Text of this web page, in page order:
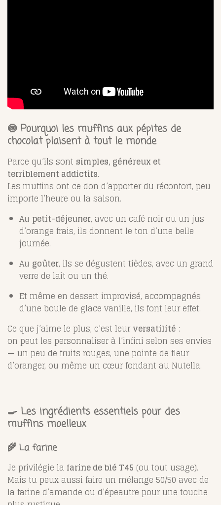
🍥 Pourquoi les muffins aux pépites de
chocolat plaisent à tout le monde
Parce qu’ils sont simples, généreux et
terriblement addictifs.
Les muffins ont ce don d’apporter du réconfort, peu
importe l’heure ou la saison.
Au petit-déjeuner, avec un café noir ou un jus
d’orange frais, ils donnent le ton d’une belle
journée.
Au goûter, ils se dégustent tièdes, avec un grand
verre de lait ou un thé.
Et même en dessert improvisé, accompagnés
d’une boule de glace vanille, ils font leur effet.
Ce que j’aime le plus, c’est leurversatilité :
on peut les personnaliser à l’infini selon ses envies
— un peu de fruits rouges, une pointe de fleur
d’oranger, ou même un cœur fondant au Nutella.
🍳 Les ingrédients essentiels pour des
muffins moelleux
🌾 La farine
Je privilégie la farine de blé T45 (ou tout usage).
Mais tu peux aussi faire un mélange 50/50 avec de
la farine d’amande ou d’épeautre pour une touche